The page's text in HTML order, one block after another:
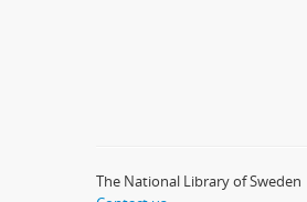
The National Library of Sweden